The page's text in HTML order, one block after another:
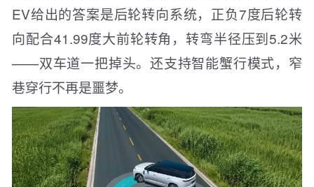
EV给出的答案是后轮转向系统，正负7度后轮转
向配合41.99度大前轮转角，转弯半径压到5.2米
——双车道一把掉头。还支持智能蟹行模式，窄
巷穿行不再是噩梦。